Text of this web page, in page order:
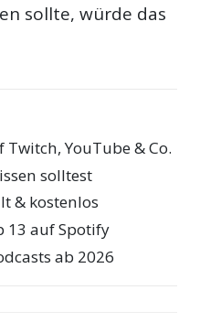
sollte, würde das
Twitch, YouTube & Co.
solltest
& kostenlos
13 auf Spotify
ab 2026